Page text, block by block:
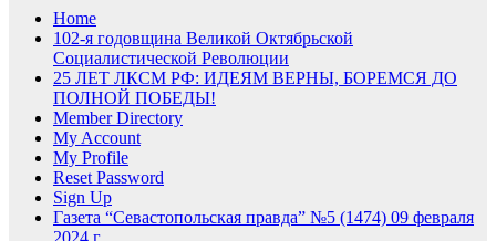
Home
102-я годовщина Великой Октябрьской
Социалистической Революции
25 ЛЕТ ЛКСМ РФ: ИДЕЯМ ВЕРНЫ, БОРЕМСЯ ДО
ПОЛНОЙ ПОБЕДЫ!
Member Directory
My Account
My Profile
Reset Password
Sign Up
Газета “Севастопольская правда” №5 (1474) 09 февраля